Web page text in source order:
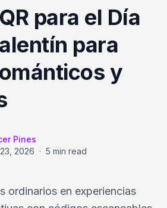
para el Día
para
y
Pines
2026 · 5 min read
ordinarios en experiencias